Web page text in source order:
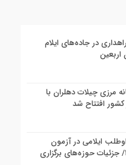
راهداری در جاده‌های ایلام
اربعین
مرزی چیلات دهلران با
افتتاح شد
۴ هزار ۹۸۵ داوطلب ایلامی در آزمون
کارشناسی ارشد ۱۴۰۵/ جزئیات حوزه‌های برگزاری